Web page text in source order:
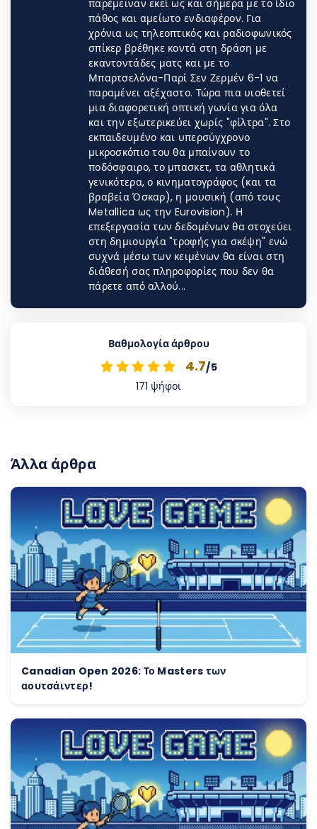
παρέμειναν εκεί ως και σήμερα με το ίδιο
πάθος και αμείωτο ενδιαφέρον. Για
χρόνια ως τηλεοπτικός και ραδιοφωνικός
σπίκερ βρέθηκε κοντά στη δράση με
εκαντοντάδες ματς και με το
Μπαρτσελόνα-Παρί Σεν Ζερμέν 6-1 να
παραμένει αξέχαστο. Τώρα πια υιοθετεί
μια διαφορετική οπτική γωνία για όλα
και την εξωτερικεύει χωρίς "φίλτρα". Στο
εκπαιδευμένο και υπερσύγχρονο
μικροσκόπιο του θα μπαίνουν το
ποδόσφαιρο, το μπασκετ, τα αθλητικά
γενικότερα, ο κινηματογράφος (και τα
βραβεία Όσκαρ), η μουσική (από τoυς
Metallica ως την Eurovision). Η
επεξεργασία των δεδομένων θα στοχεύει
στη δημιουργία "τροφής για σκέψη" ενώ
συχνά μέσω των κειμένων θα είναι στη
διάθεσή σας πληροφορίες που δεν θα
πάρετε από αλλού...
Βαθμολογία άρθρου
4.7/5
171 ψήφοι
Άλλα άρθρα
Canadian Open 2026: Το Masters των
αουτσάιντερ!